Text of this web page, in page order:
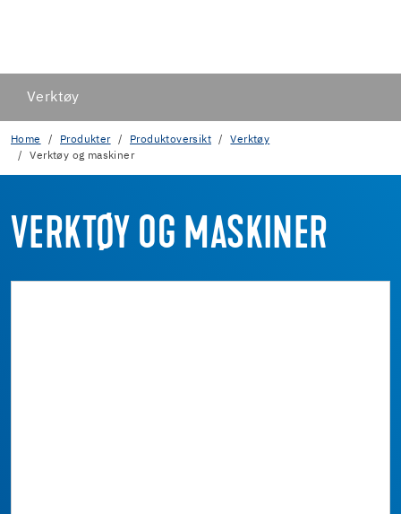
Verktøy
Home Produkter Produktoversikt
Verktøy
Verktøy og maskiner
VERKTØY OG MASKINER